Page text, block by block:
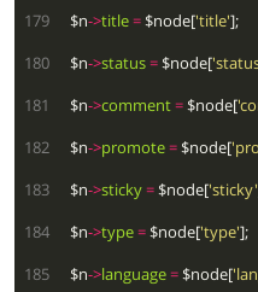
179
  $n
->title= $node['title' ];
180
  $n
->status= $node[
181
  $n
->comment= $node[
182
  $n
->promote= $node[
183
  $n
->sticky= $node['sticky'
184
  $n
->type= $node['type' ];
185
  $n
->language= $node[